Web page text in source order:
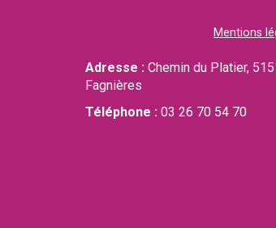
Mentions
Adresse : Chemin du Platier,
Fagnières
Téléphone : 03 26 70 54 70